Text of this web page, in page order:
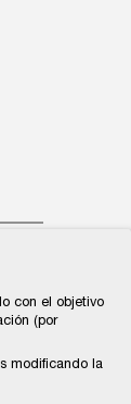
con el objetivo
(por
modificando la